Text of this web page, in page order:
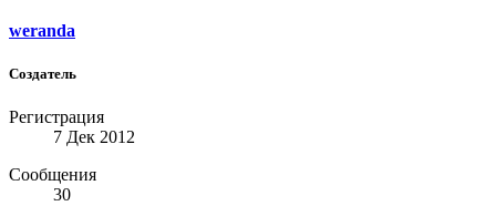
weranda
Создатель
Регистрация
7 Дек 2012
Сообщения
30